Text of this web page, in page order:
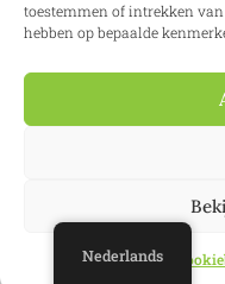
toestemmen of intrekken
hebben op bepaalde
© 2025 Confianz – Alle
Nederlands